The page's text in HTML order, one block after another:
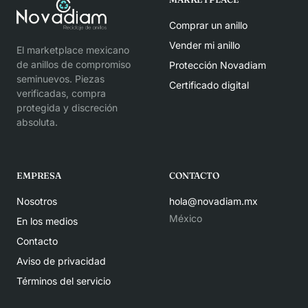
El marketplace mexicano
de anillos de compromiso
seminuevos. Piezas
verificadas, compra
protegida y discreción
absoluta.
Comprar un anillo
Vender mi anillo
Protección Novadiam
Certificado digital
EMPRESA
Nosotros
En los medios
Contacto
Aviso de privacidad
Términos del servicio
CONTACTO
hola@novadiam.mx
México